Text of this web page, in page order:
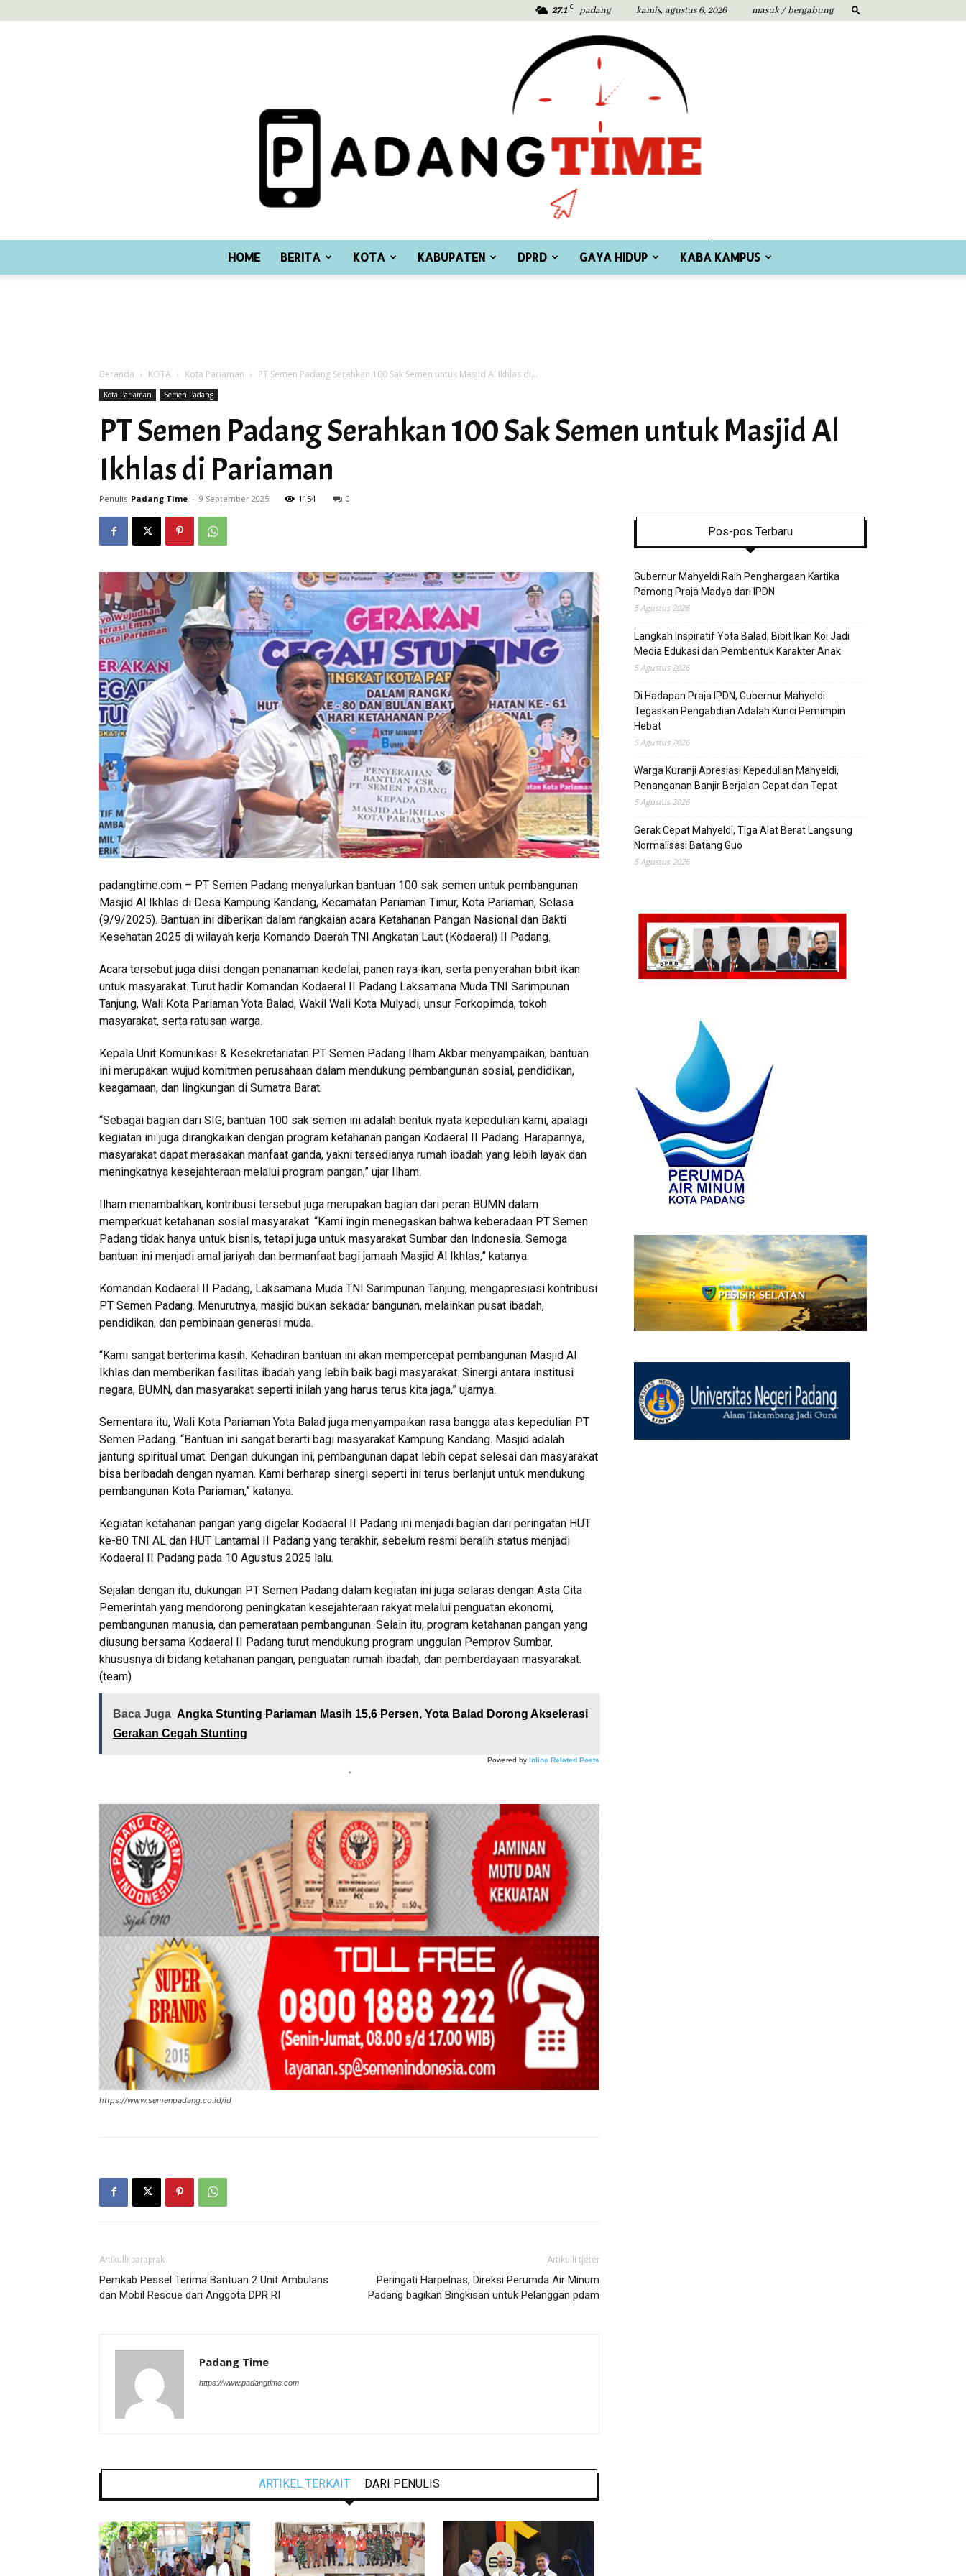
27.1 C padang kamis, agustus 6, 2026 masuk / bergabung
Time
HOME BERITA KOTA KABUPATEN DPRD GAYA HIDUP KABA KAMPUS
Beranda KOTA Kota Pariaman PT Semen Padang Serahkan 100 Sak Semen untuk Masjid Al Ikhlas di...
Kota Pariaman Semen Padang
PT Semen Padang Serahkan 100 Sak Semen untuk Masjid Al
Ikhlas di Pariaman
Penulis Padang Time - 9 September 2025 1154 0
padangtime.com – PT Semen Padang menyalurkan bantuan 100 sak semen untuk pembangunan
Masjid Al Ikhlas di Desa Kampung Kandang, Kecamatan Pariaman Timur, Kota Pariaman, Selasa
(9/9/2025). Bantuan ini diberikan dalam rangkaian acara Ketahanan Pangan Nasional dan Bakti
Kesehatan 2025 di wilayah kerja Komando Daerah TNI Angkatan Laut (Kodaeral) II Padang.
Acara tersebut juga diisi dengan penanaman kedelai, panen raya ikan, serta penyerahan bibit ikan
untuk masyarakat. Turut hadir Komandan Kodaeral II Padang Laksamana Muda TNI Sarimpunan
Tanjung, Wali Kota Pariaman Yota Balad, Wakil Wali Kota Mulyadi, unsur Forkopimda, tokoh
masyarakat, serta ratusan warga.
Kepala Unit Komunikasi & Kesekretariatan PT Semen Padang Ilham Akbar menyampaikan, bantuan
ini merupakan wujud komitmen perusahaan dalam mendukung pembangunan sosial, pendidikan,
keagamaan, dan lingkungan di Sumatra Barat.
“Sebagai bagian dari SIG, bantuan 100 sak semen ini adalah bentuk nyata kepedulian kami, apalagi
kegiatan ini juga dirangkaikan dengan program ketahanan pangan Kodaeral II Padang. Harapannya,
masyarakat dapat merasakan manfaat ganda, yakni tersedianya rumah ibadah yang lebih layak dan
meningkatnya kesejahteraan melalui program pangan,” ujar Ilham.
Ilham menambahkan, kontribusi tersebut juga merupakan bagian dari peran BUMN dalam
memperkuat ketahanan sosial masyarakat. “Kami ingin menegaskan bahwa keberadaan PT Semen
Padang tidak hanya untuk bisnis, tetapi juga untuk masyarakat Sumbar dan Indonesia. Semoga
bantuan ini menjadi amal jariyah dan bermanfaat bagi jamaah Masjid Al Ikhlas,” katanya.
Komandan Kodaeral II Padang, Laksamana Muda TNI Sarimpunan Tanjung, mengapresiasi kontribusi
PT Semen Padang. Menurutnya, masjid bukan sekadar bangunan, melainkan pusat ibadah,
pendidikan, dan pembinaan generasi muda.
“Kami sangat berterima kasih. Kehadiran bantuan ini akan mempercepat pembangunan Masjid Al
Ikhlas dan memberikan fasilitas ibadah yang lebih baik bagi masyarakat. Sinergi antara institusi
negara, BUMN, dan masyarakat seperti inilah yang harus terus kita jaga,” ujarnya.
Sementara itu, Wali Kota Pariaman Yota Balad juga menyampaikan rasa bangga atas kepedulian PT
Semen Padang. “Bantuan ini sangat berarti bagi masyarakat Kampung Kandang. Masjid adalah
jantung spiritual umat. Dengan dukungan ini, pembangunan dapat lebih cepat selesai dan masyarakat
bisa beribadah dengan nyaman. Kami berharap sinergi seperti ini terus berlanjut untuk mendukung
pembangunan Kota Pariaman,” katanya.
Kegiatan ketahanan pangan yang digelar Kodaeral II Padang ini menjadi bagian dari peringatan HUT
ke-80 TNI AL dan HUT Lantamal II Padang yang terakhir, sebelum resmi beralih status menjadi
Kodaeral II Padang pada 10 Agustus 2025 lalu.
Sejalan dengan itu, dukungan PT Semen Padang dalam kegiatan ini juga selaras dengan Asta Cita
Pemerintah yang mendorong peningkatan kesejahteraan rakyat melalui penguatan ekonomi,
pembangunan manusia, dan pemerataan pembangunan. Selain itu, program ketahanan pangan yang
diusung bersama Kodaeral II Padang turut mendukung program unggulan Pemprov Sumbar,
khususnya di bidang ketahanan pangan, penguatan rumah ibadah, dan pemberdayaan masyarakat.
(team)
Baca Juga Angka Stunting Pariaman Masih 15,6 Persen, Yota Balad Dorong Akselerasi
Gerakan Cegah Stunting
Powered by Inline Related Posts
*
https://www.semenpadang.co.id/id
Artikulli paraprak
Pemkab Pessel Terima Bantuan 2 Unit Ambulans
dan Mobil Rescue dari Anggota DPR RI
Artikulli tjetër
Peringati Harpelnas, Direksi Perumda Air Minum
Padang bagikan Bingkisan untuk Pelanggan pdam
Padang Time
https://www.padangtime.com
ARTIKEL TERKAIT DARI PENULIS
Pos-pos Terbaru
Gubernur Mahyeldi Raih Penghargaan Kartika
Pamong Praja Madya dari IPDN
5 Agustus 2026
Langkah Inspiratif Yota Balad, Bibit Ikan Koi Jadi
Media Edukasi dan Pembentuk Karakter Anak
5 Agustus 2026
Di Hadapan Praja IPDN, Gubernur Mahyeldi
Tegaskan Pengabdian Adalah Kunci Pemimpin
Hebat
5 Agustus 2026
Warga Kuranji Apresiasi Kepedulian Mahyeldi,
Penanganan Banjir Berjalan Cepat dan Tepat
5 Agustus 2026
Gerak Cepat Mahyeldi, Tiga Alat Berat Langsung
Normalisasi Batang Guo
5 Agustus 2026